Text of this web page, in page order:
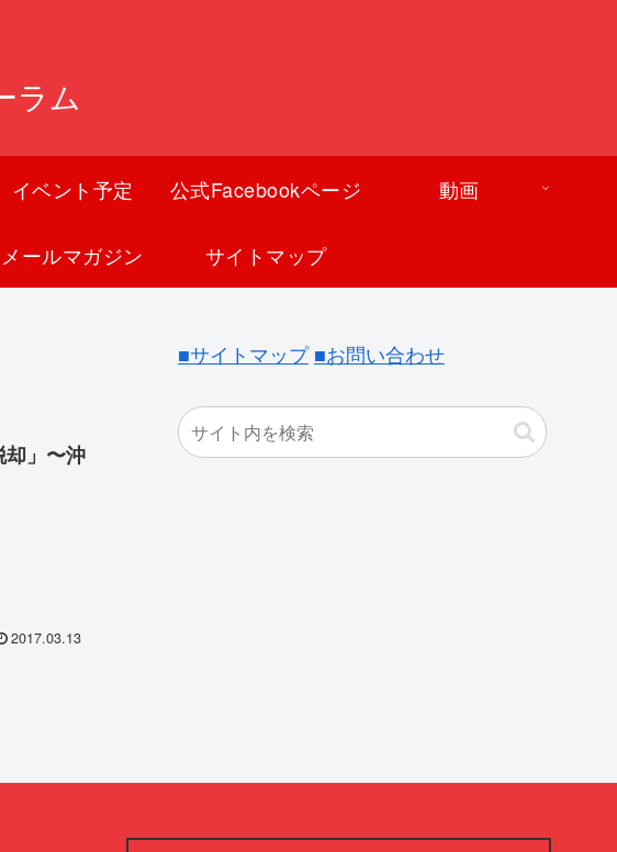
ラム
イベント予定 公式Facebookページ 動画
メールマガジン サイトマップ
却」〜沖
2017.03.13
■サイトマップ ■お問い合わせ